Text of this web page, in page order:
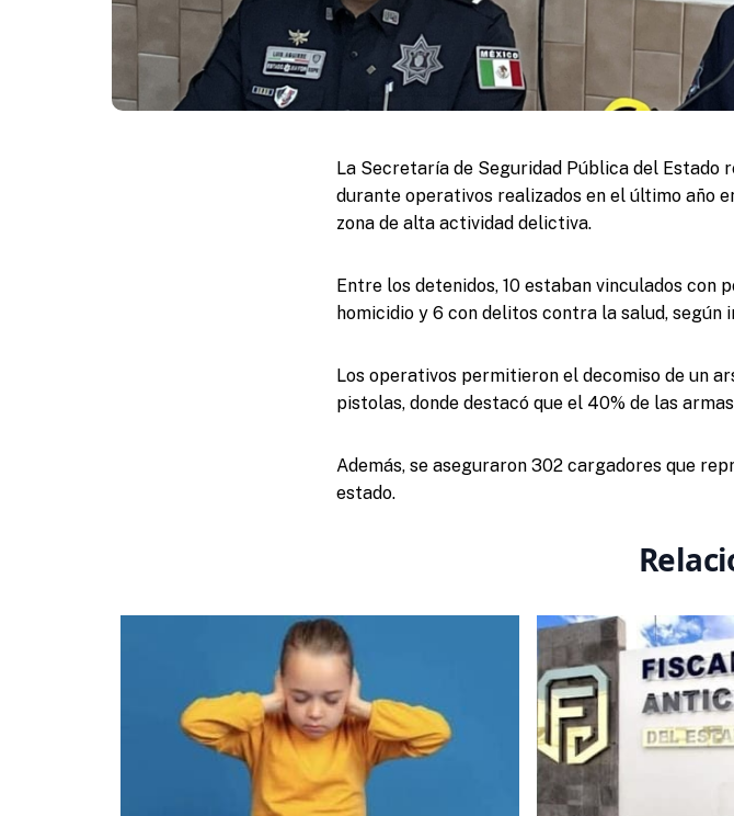
La Secretaría de Seguridad Pública del
durante operativos realizados en el último año
zona de alta actividad delictiva.
Entre los detenidos, 10 estaban vinculados con
homicidio y 6 con delitos contra la salud,
Los operativos permitieron el decomiso de un
pistolas, donde destacó que el 40% de las
Además, se aseguraron 302 cargadores que
estado.